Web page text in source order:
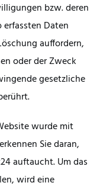
bzw. deren
Daten
auffordern,
oder der Zweck
gesetzliche
wurde mit
Sie daran,
auftaucht. Um das
wird eine